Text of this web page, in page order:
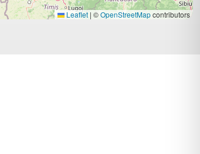
Leaflet | ©OpenStreetMapcontributors